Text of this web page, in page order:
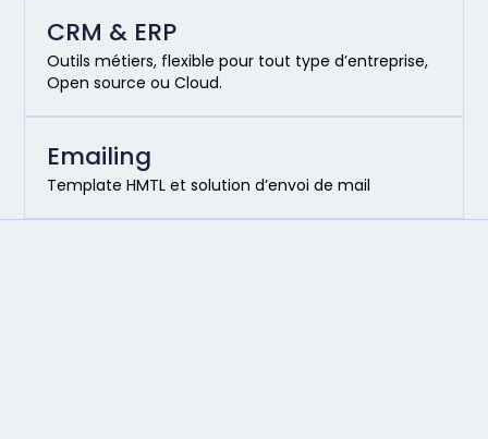
Emailing
Template HMTL et solution d’envoi de mail
CRM & ERP
Outils métiers, flexible pour tout type d’entreprise,
Open source ou Cloud.